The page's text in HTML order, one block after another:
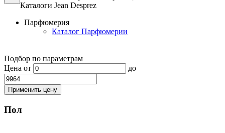
Каталоги Jean Desprez
Парфюмерия
Каталог Парфюмерии
Подбор по параметрам
Цена от до
Применить цену
Пол